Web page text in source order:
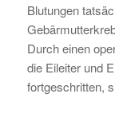
Blutungen
Durch einen
die Eileiter und
fortgeschritten,